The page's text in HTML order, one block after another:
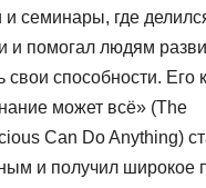
и семинары, где
и помогал людям
свои способности. Его
может всё» (The
Can Do Anything)
и получил широкое